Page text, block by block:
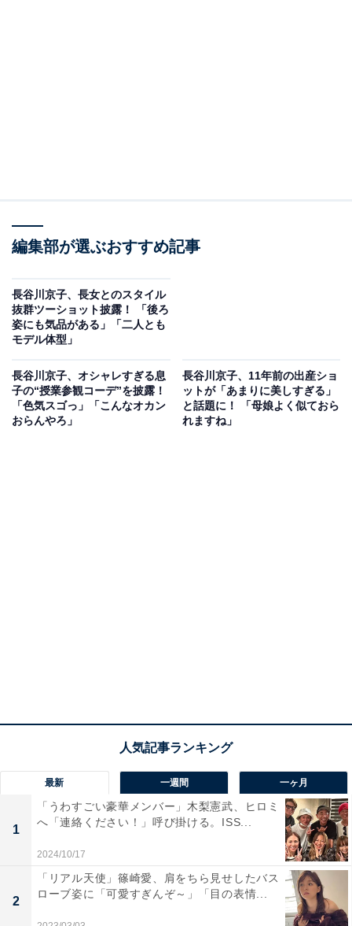
編集部が選ぶおすすめ記事
長谷川京子、長女とのスタイル
抜群ツーショット披露！ 「後ろ
姿にも気品がある」「二人とも
モデル体型」
長谷川京子、オシャレすぎる息
子の“授業参観コーデ”を披露！
「色気スゴっ」「こんなオカン
おらんやろ」
長谷川京子、11年前の出産ショ
ットが「あまりに美しすぎる」
と話題に！ 「母娘よく似ておら
れますね」
最新 一週間 一ヶ月
1
「うわすごい豪華メンバー」木梨憲武、ヒロミ
へ「連絡ください！」呼び掛ける。ISS...
2024/10/17
2
「リアル天使」篠崎愛、肩をちら見せしたバス
ローブ姿に「可愛すぎんぞ～」「目の表情...